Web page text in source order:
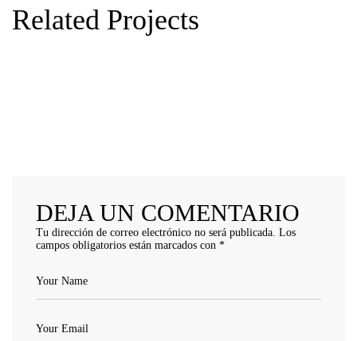
Related Projects
Beauty
DEJA UN COMENTARIO
Tu dirección de correo electrónico no será publicada. Los
campos obligatorios están marcados con *